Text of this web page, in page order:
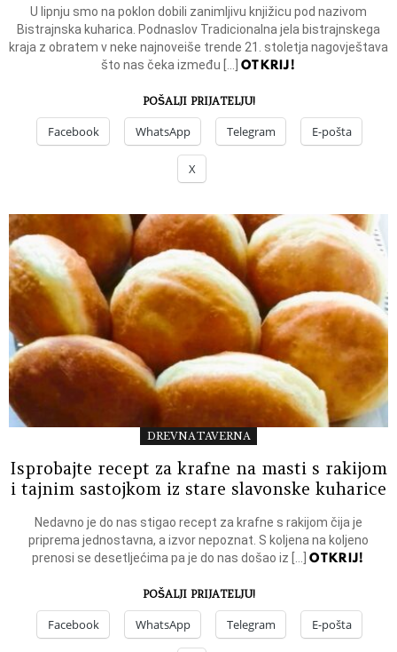
U lipnju smo na poklon dobili zanimljivu knjižicu pod nazivom
Bistrajnska kuharica. Podnaslov Tradicionalna jela bistrajnskega
kraja z obratem v neke najnoveiše trende 21. stoletja nagovještava
što nas čeka između […] OTKRIJ!
POŠALJI PRIJATELJU!
Facebook WhatsApp Telegram E-pošta
X
DREVNA TAVERNA
Isprobajte recept za krafne na masti s rakijom
i tajnim sastojkom iz stare slavonske kuharice
Nedavno je do nas stigao recept za krafne s rakijom čija je
priprema jednostavna, a izvor nepoznat. S koljena na koljeno
prenosi se desetljećima pa je do nas došao iz […]OTKRIJ!
POŠALJI PRIJATELJU!
Facebook WhatsApp Telegram E-pošta